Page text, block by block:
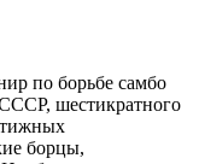
по борьбе самбо
шестикратного
борцы,